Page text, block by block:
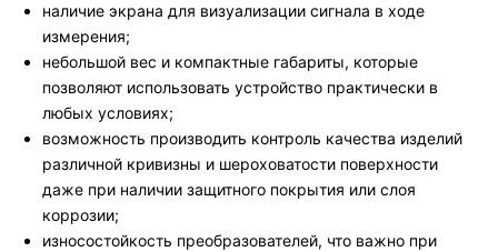
наличие экрана для визуализации сигнала в ходе
измерения;
небольшой вес и компактные габариты, которые
позволяют использовать устройство практически в
любых условиях;
возможность производить контроль качества изделий
различной кривизны и шероховатости поверхности
даже при наличии защитного покрытия или слоя
коррозии;
износостойкость преобразователей, что важно при